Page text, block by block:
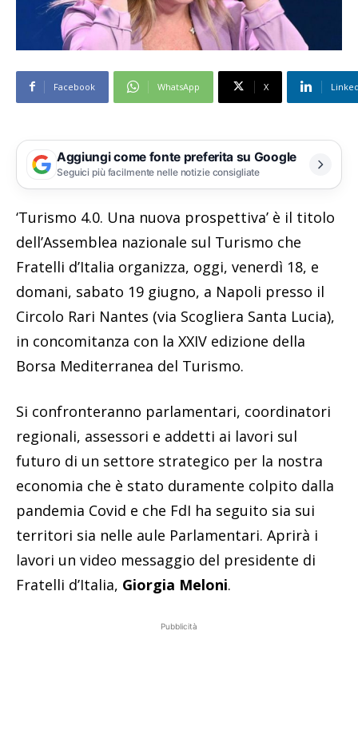
Facebook WhatsApp X
Aggiungi come fonte preferita su Google
Seguici più facilmente nelle notizie consigliate
‘Turismo 4.0. Una nuova prospettiva’ è il titolo
dell’Assemblea nazionale sul Turismo che
Fratelli d’Italia organizza, oggi, venerdì 18, e
domani, sabato 19 giugno, a Napoli presso il
Circolo Rari Nantes (via Scogliera Santa Lucia),
in concomitanza con la XXIV edizione della
Borsa Mediterranea del Turismo.
Si confronteranno parlamentari, coordinatori
regionali, assessori e addetti ai lavori sul
futuro di un settore strategico per la nostra
economia che è stato duramente colpito dalla
pandemia Covid e che FdI ha seguito sia sui
territori sia nelle aule Parlamentari. Aprirà i
lavori un video messaggio del presidente di
Fratelli d’Italia, Giorgia Meloni.
Pubblicità